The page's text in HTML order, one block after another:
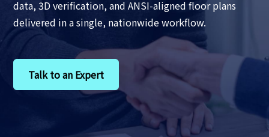
data, 3D verification, and ANSI-aligned floor plans
delivered in a single, nationwide workflow.
Talk to an Expert